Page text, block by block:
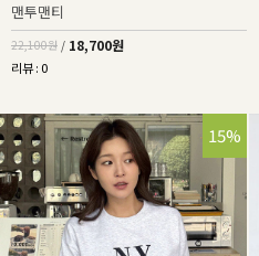
맨투맨티
22,100원 / 18,700원
리뷰 : 0
15%